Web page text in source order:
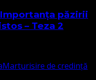
păzirii
– Teza 2
Marturisire de credință